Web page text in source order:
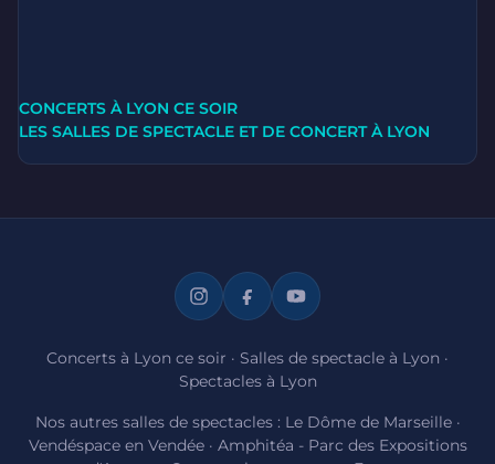
CONCERTS À LYON CE SOIR
LES SALLES DE SPECTACLE ET DE CONCERT À LYON
Concerts à Lyon ce soir · Salles de spectacle à Lyon ·
Spectacles à Lyon
Nos autres salles de spectacles : Le Dôme de Marseille·
Vendéspace en Vendée· Amphitéa - Parc des Expositions